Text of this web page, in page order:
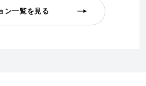
ン一覧を見る